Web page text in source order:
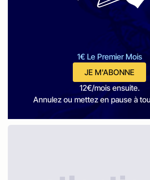
1€ Le Premier Mois
JE M'ABONNE
12€/mois ensuite.
Annulez ou mettez en pause à